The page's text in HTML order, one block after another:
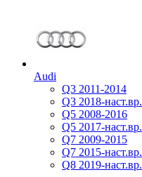
Audi
Q3 2011-2014
Q3 2018-наст.вр.
Q5 2008-2016
Q5 2017-наст.вр.
Q7 2009-2015
Q7 2015-наст.вр.
Q8 2019-наст.вр.